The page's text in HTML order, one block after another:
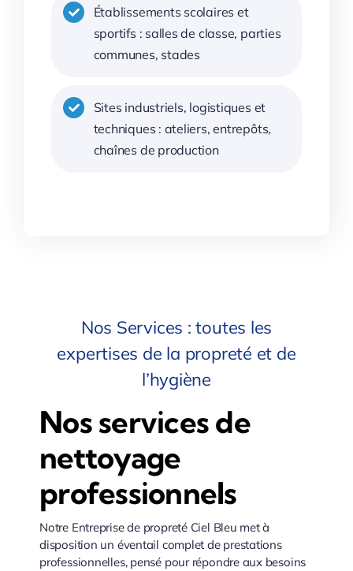
Établissements scolaires et
sportifs : salles de classe, parties
communes, stades
Sites industriels, logistiques et
techniques : ateliers, entrepôts,
chaînes de production
Nos Services : toutes les
expertises de la propreté et de
l’hygiène
Nos services de
nettoyage
professionnels
Notre Entreprise de propreté Ciel Bleu met à
disposition un éventail complet de prestations
professionnelles, pensé pour répondre aux besoins